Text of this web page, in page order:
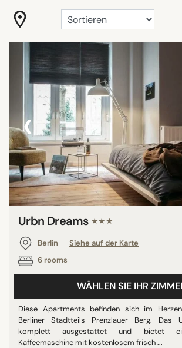
Besprechungsraum
Familienzimmer
Fitness
Restaurant
Rooftop
Schwimmbad
Alle anzeigen
STERNE
ohne Klassifizierung
2 Sterne
3 Sterne
4 Sterne
5 Sterne
BEWERTUNG
7/10
8/10
‹
Urbn Dreams ★★★
Berlin
Siehe auf der Karte
6 rooms
WÄHLEN SIE IHR
Diese Apartments befinden sich im
Berliner Stadtteils Prenzlauer Berg. Das
komplett ausgestattet und bietet
Kaffeemaschine mit kostenlosem frisch ...